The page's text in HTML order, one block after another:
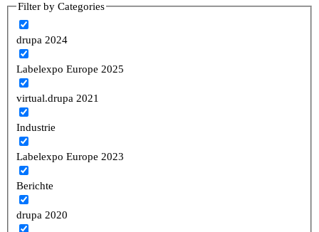
Filter by Categories
drupa 2024
Labelexpo Europe 2025
virtual.drupa 2021
Industrie
Labelexpo Europe 2023
Berichte
drupa 2020